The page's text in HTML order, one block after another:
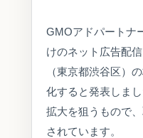
GMOアドパートナ
けのネット広告配
（東京都渋谷区）
化すると発表しま
拡大を狙うもので
されています。